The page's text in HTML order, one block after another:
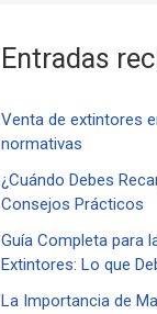
a
p
o
r
Entradas
Venta de extintores
normativas
¿Cuándo Debes
Consejos Prácticos
Guía Completa para
Extintores: Lo que
La Importancia de